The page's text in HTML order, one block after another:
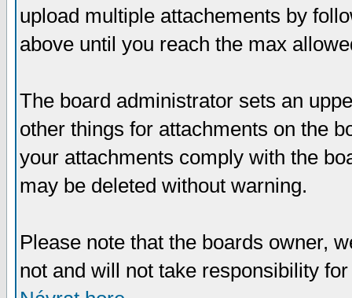
upload multiple attachements by
above until you reach the max
The board administrator sets an
other things for attachments on the
your attachments comply with the
may be deleted without warning.
Please note that the boards owner,
not and will not take responsibility